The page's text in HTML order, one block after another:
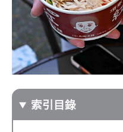
索引目錄